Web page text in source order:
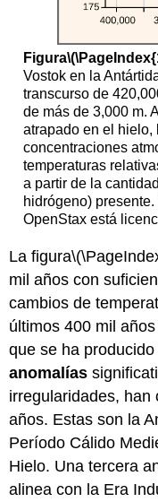
Figura
Vostok en la
transcurso de
de más de 3,000 m.
atrapado en el hielo,
concentraciones
temperaturas
a partir de la
hidrógeno) presente.
OpenStax está
La figura
mil años con
cambios de
últimos 400 mil
que se ha
anomalías
irregularidades, han
años. Estas son la
Período Cálido
Hielo. Una tercera
alinea con la Era